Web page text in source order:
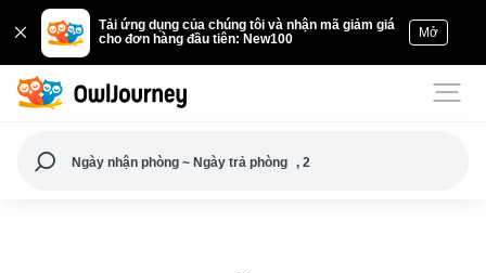
Tải ứng dụng của chúng tôi và nhận mã giảm giá
cho đơn hàng đầu tiên: New100
Mở
Ngày nhận phòng ~ Ngày trả phòng , 2